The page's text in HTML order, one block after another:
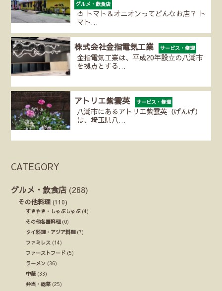
グルメ・飲食店
🍅 トマト＆オニオンってどんなお店？ ト
マト…
株式会社金指電気工業 サービス・修理
金指電気工業は、平成20年設立の八潮市
を拠点とする…
アトリエ紫雲英 サービス・修理
八潮市にあるアトリエ紫雲英（げんげ）
は、埼玉県八…
CATEGORY
グルメ・飲食店 (268)
その他料理 (110)
すきやき・しゃぶしゃぶ(4)
その他各国料理(0)
タイ料理・アジア料理(7)
ファミレス (14)
ファーストフード (5)
ラーメン (36)
中華(33)
弁当・総菜 (25)